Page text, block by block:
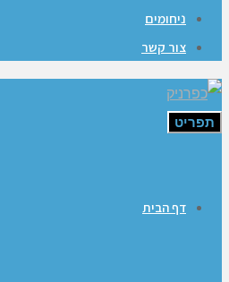
ניחומים
צור קשר
תפריט
דף הבית